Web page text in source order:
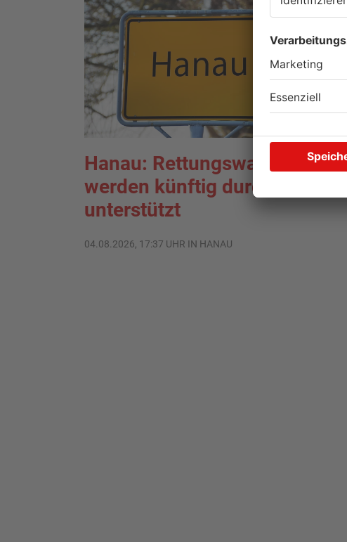
Hanau: Rettungswagen
werden künftig durch KI
unterstützt
04.08.2026, 17:37 UHR IN HANAU